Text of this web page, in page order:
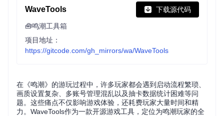
WaveTools 下载源代码
🧰鸣潮工具箱
项目地址：
https://gitcode.com/gh_mirrors/wa/WaveTools
在《鸣潮》的游玩过程中，许多玩家都会遇到启动流程繁琐、
画质设置复杂、多账号管理混乱以及抽卡数据统计困难等问
题。这些痛点不仅影响游戏体验，还耗费玩家大量时间和精
力。WaveTools作为一款开源游戏工具，定位为鸣潮玩家的全